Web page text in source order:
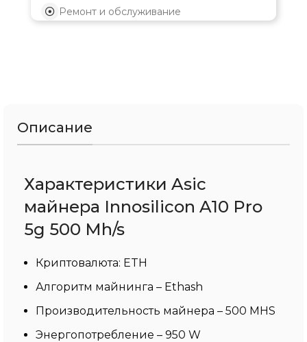
Ремонт и обслуживание
Описание
Характеристики Asic
майнера Innosilicon A10 Pro
5g 500 Mh/s
Криптовалюта: ETH
Алгоритм майнинга – Ethash
Производительность майнера – 500 MHS
Энергопотребление – 950 W